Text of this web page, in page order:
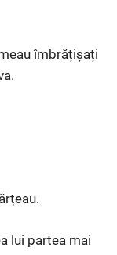
îmbrățișați
lui partea mai